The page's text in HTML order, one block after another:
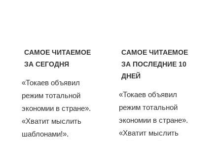
САМОЕ ЧИТАЕМОЕ
ЗА СЕГОДНЯ
«Токаев объявил
режим тотальной
экономии в стране».
«Хватит мыслить
шаблонами!».
САМОЕ ЧИТАЕМОЕ
ЗА ПОСЛЕДНИЕ 10
ДНЕЙ
«Токаев объявил
режим тотальной
экономии в стране».
«Хватит мыслить